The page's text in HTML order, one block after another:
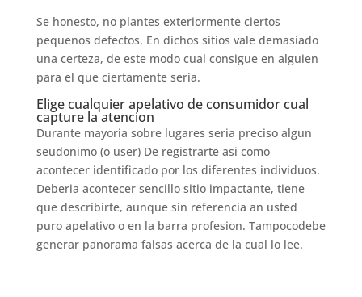
Se honesto, no plantes exteriormente ciertos
pequenos defectos. En dichos sitios vale demasiado
una certeza, de este modo cual consigue en alguien
para el que ciertamente seri­a.
Elige cualquier apelativo de consumidor cual
capture la atencion
Durante mayoria sobre lugares seri­a preciso algun
seudonimo (o user) De registrarte asi­ como
acontecer identificado por los diferentes individuos.
Deberia acontecer sencillo sitio impactante, tiene
que describirte, aunque sin referencia an usted
puro apelativo o en la barra profesion. Tampocodebe
generar panorama falsas acerca de la cual lo lee.